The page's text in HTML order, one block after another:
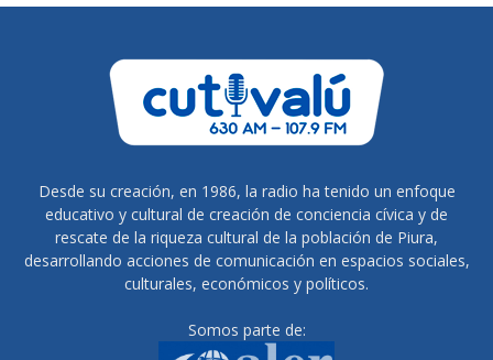
Desde su creación, en 1986, la radio ha tenido un enfoque
educativo y cultural de creación de conciencia cívica y de
rescate de la riqueza cultural de la población de Piura,
desarrollando acciones de comunicación en espacios sociales,
culturales, económicos y políticos.
Somos parte de: